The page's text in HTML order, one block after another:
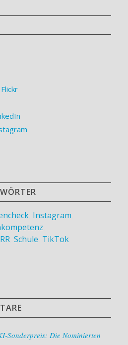
, Instagram
, Schule TikTok
Sonderpreis: Die Nominierten